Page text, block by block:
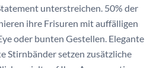
unterstreichen. 50% der
ihre Frisuren mit auffälligen
oder bunten Gestellen. Elegante
Stirnbänder setzen zusätzliche